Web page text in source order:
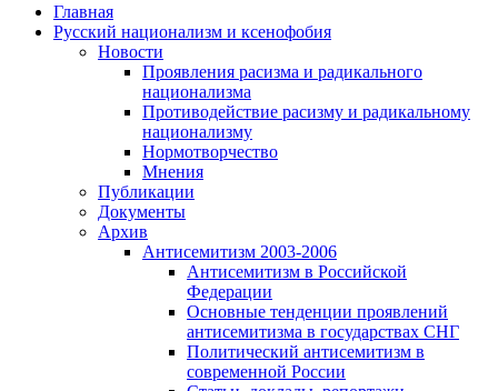
Главная
Русский национализм и ксенофобия
Новости
Проявления расизма и радикального
национализма
Противодействие расизму и радикальному
национализму
Нормотворчество
Мнения
Публикации
Документы
Архив
Антисемитизм 2003-2006
Антисемитизм в Российской
Федерации
Основные тенденции проявлений
антисемитизма в государствах СНГ
Политический антисемитизм в
современной России